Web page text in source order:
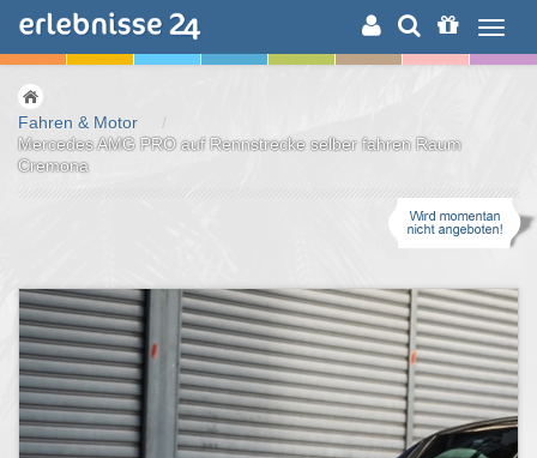
ERLEBNISSUCHE
Fahren & Motor
/
Mercedes AMG PRO auf Rennstrecke selber fahren Raum
Cremona